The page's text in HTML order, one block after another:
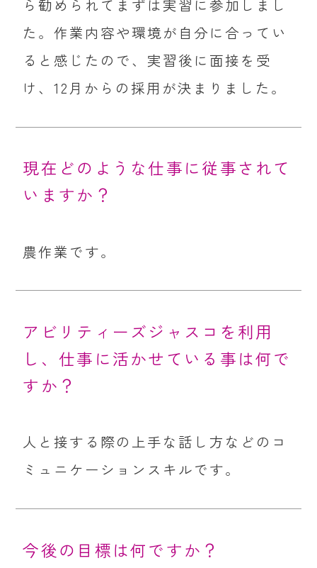
ら勧められてまずは実習に参加しまし
た。作業内容や環境が自分に合ってい
ると感じたので、実習後に面接を受
け、12月からの採用が決まりました。
現在どのような仕事に従事されて
いますか？
農作業です。
アビリティーズジャスコを利用
し、仕事に活かせている事は何で
すか？
人と接する際の上手な話し方などのコ
ミュニケーションスキルです。
今後の目標は何ですか？